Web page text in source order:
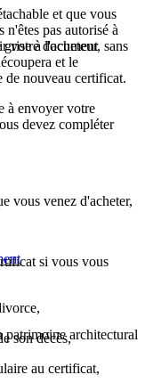
à l'acheteur, sans
et le
de nouveau certificat.
à envoyer votre
devez compléter
vous venez d'acheter,
si vous vous
son décès,
au certificat,
et que vous
pas autorisé à
votre document
architectural